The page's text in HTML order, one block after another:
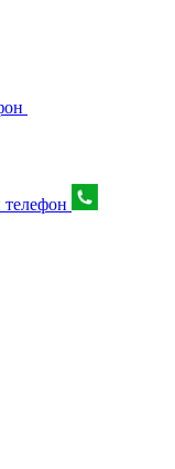
телефон